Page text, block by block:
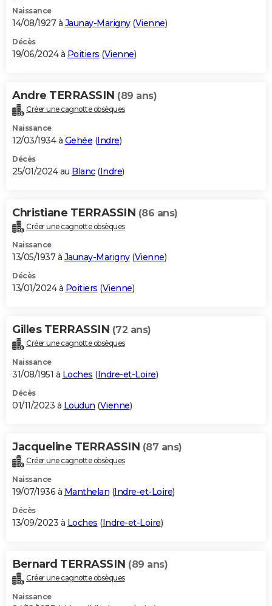
Naissance
14/08/1927 à Jaunay-Marigny(Vienne)
Décès
19/06/2024 à Poitiers (Vienne)
Andre TERRASSIN (89 ans)
Créer une cagnotte obsèques
Naissance
12/03/1934 à Gehée (Indre)
Décès
25/01/2024 au Blanc(Indre)
Christiane TERRASSIN (86 ans)
Créer une cagnotte obsèques
Naissance
13/05/1937 à Jaunay-Marigny(Vienne)
Décès
13/01/2024 à Poitiers (Vienne)
Gilles TERRASSIN (72 ans)
Créer une cagnotte obsèques
Naissance
31/08/1951 à Loches (Indre-et-Loire)
Décès
01/11/2023 à Loudun (Vienne)
Jacqueline TERRASSIN (87 ans)
Créer une cagnotte obsèques
Naissance
19/07/1936 à Manthelan (Indre-et-Loire)
Décès
13/09/2023 à Loches (Indre-et-Loire)
Bernard TERRASSIN (89 ans)
Créer une cagnotte obsèques
Naissance